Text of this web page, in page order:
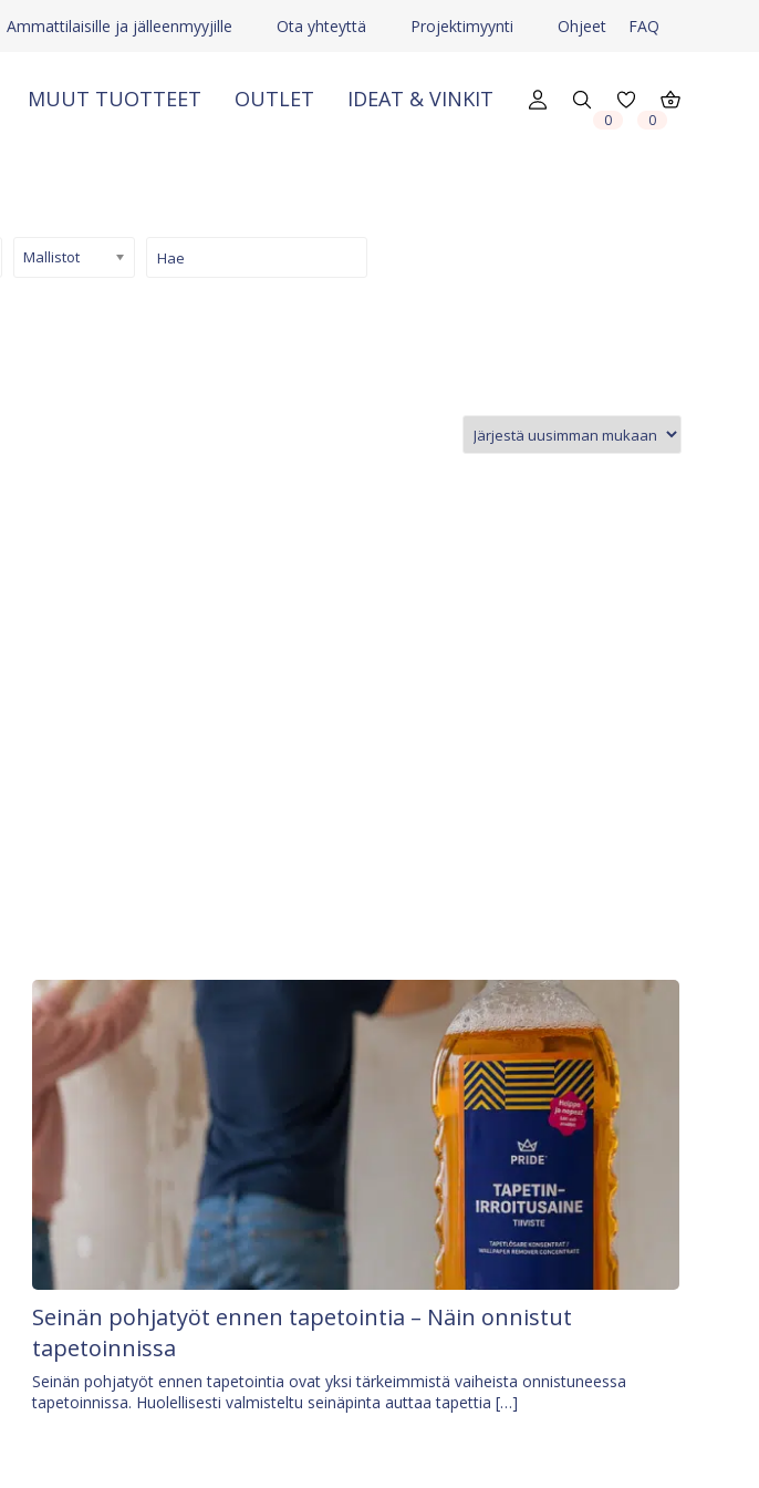
Ammattilaisille ja jälleenmyyjille Ota yhteyttä Projektimyynti Ohjeet FAQ
MUUT TUOTTEET OUTLET IDEAT & VINKIT
0 0
Mallistot
Seinän pohjatyöt ennen tapetointia – Näin onnistut
tapetoinnissa
Seinän pohjatyöt ennen tapetointia ovat yksi tärkeimmistä vaiheista onnistuneessa
tapetoinnissa. Huolellisesti valmisteltu seinäpinta auttaa tapettia […]